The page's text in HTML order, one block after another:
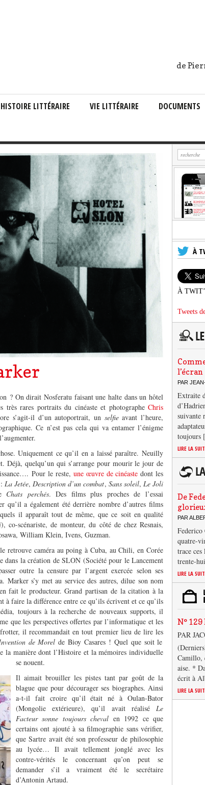
de
HISTOIRE LITTÉRAIRE VIE LITTÉRAIRE DOCUMENTS
? On dirait Nosferatu faisant une halte dans un hôtel
très rares portraits du cinéaste et photographe Chris
s’agit-il d’un autoportrait, un selfieavant l’heure,
Ce n’est pas cela qui va entamer l’énigme
Uniquement ce qu’il en a laissé paraître. Neuilly
Déjà, quelqu’un qui s’arrange pour mourir le jour de
Pour le reste, une œuvre de cinéaste dont les
La Jetée, Description d’un combat, Sans soleil, Le Joli
Chats perchés. Des films plus proches de l’essai
qu’il a également été derrière nombre d’autres films
il apparaît tout de même, que ce soit en qualité
), co-scénariste, de monteur, du côté de chez Resnais,
William Klein, Ivens, Guzman.
retrouve caméra au poing à Cuba, au Chili, en Corée
dans la création de SLON (Société pour le Lancement
outre la censure par l’argent exercée selon ses
Marker s’y met au service des autres, dilue son nom
fait le producteur. Grand partisan de la citation à la
à faire la différence entre ce qu’ils écrivent et ce qu’ils
toujours à la recherche de nouveaux supports, il
que les perspectives offertes par l’informatique et les
il recommandait en tout premier lieu de lire les
de Morel de Bioy Casares ! Quel que soit le
la manière dont l’Histoire et la mémoires individuelle
se nouent.
Il aimait brouiller les pistes tant par goût de la
blague que pour décourager ses biographes. Ainsi
a-t-il fait croire qu’il était né à Oulan-Bator
(Mongolie extérieure), qu’il avait réalisé Le
Facteur sonne toujours cheval en 1992 ce que
certains ont ajouté à sa filmographie sans vérifier,
que Sartre avait été son professeur de philosophie
au lycée… Il avait tellement jonglé avec les
contre-vérités le concernant qu’on peut se
demander s’il a vraiment été le secrétaire
d’Antonin Artaud.
À
À
Tweets
l’écran
PAR
Extraite
suivante
LIRE LA
De
PAR
quatre-
trace
trente-
LIRE LA
N°
PAR
Camillo,
aise. *
écrit à
LIRE LA